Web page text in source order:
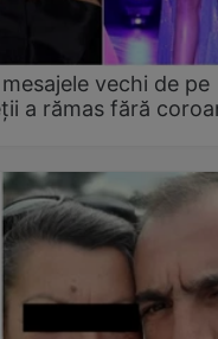
vechi de pe
a rămas fără